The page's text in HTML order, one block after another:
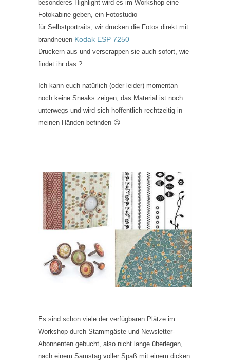
besonderes Highlight wird es im Workshop eine
Fotokabine geben, ein Fotostudio
für Selbstportraits, wir drucken die Fotos direkt mit
brandneuen Kodak ESP 7250
Druckern aus und verscrappen sie auch sofort, wie
findet ihr das ?
Ich kann euch natürlich (oder leider) momentan
noch keine Sneaks zeigen, das Material ist noch
unterwegs und wird sich hoffentlich rechtzeitig in
meinen Händen befinden 😉
Es sind schon viele der verfügbaren Plätze im
Workshop durch Stammgäste und Newsletter-
Abonnenten gebucht, also nicht lange überlegen,
nach einem Samstag voller Spaß mit einem dicken